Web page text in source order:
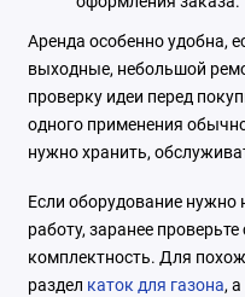
Аренда особенно удобна,
выходные, небольшой
проверку идеи перед
одного применения
нужно хранить,
Если оборудование нужно
работу, заранее
комплектность. Для
раздел каток для газона,